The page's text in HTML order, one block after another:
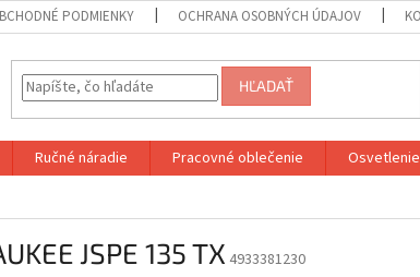
PODMIENKY OCHRANA OSOBNÝCH ÚDAJOV
HĽADAŤ
Ručné náradie Pracovné oblečenie Osvetlenie
JSPE 135 TX 4933381230